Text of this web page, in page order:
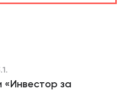
«Инвестор за